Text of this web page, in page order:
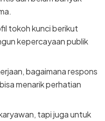
tokoh kunci berikut
kepercayaan publik
bagaimana respons
menarik perhatian
tapi juga untuk